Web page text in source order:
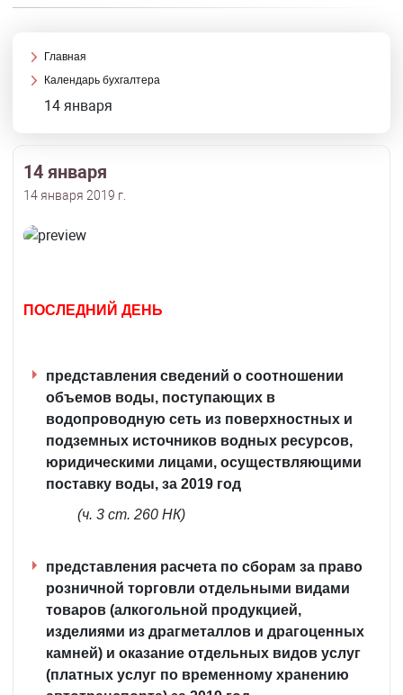
Главная
Календарь бухгалтера
14 января
14 января
14 января 2019 г.
ПОСЛЕДНИЙ ДЕНЬ
представления сведений о соотношении
объемов воды, поступающих в
водопроводную сеть из поверхностных и
подземных источников водных ресурсов,
юридическими лицами, осуществляющими
поставку воды, за 2019 год
(ч. 3 ст. 260 НК)
представления расчета по сборам за право
розничной торговли отдельными видами
товаров (алкогольной продукцией,
изделиями из драгметаллов и драгоценных
камней) и оказание отдельных видов услуг
(платных услуг по временному хранению